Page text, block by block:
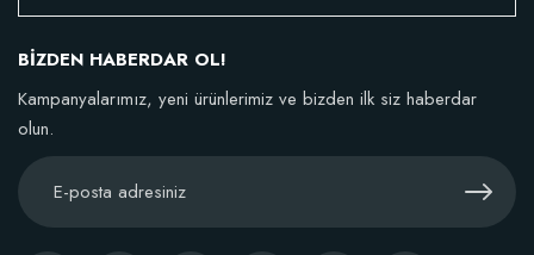
BİZDEN HABERDAR OL!
Kampanyalarımız, yeni ürünlerimiz ve bizden ilk siz haberdar
olun.